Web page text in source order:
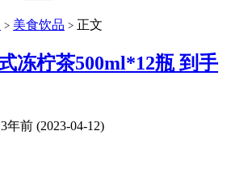
> 美食饮品 > 正文
冻柠茶500ml*12瓶 到手
年前 (2023-04-12)